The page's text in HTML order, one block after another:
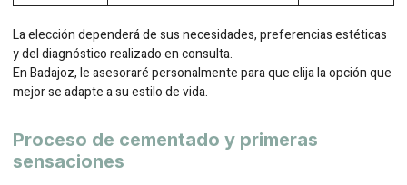
La elección dependerá de sus necesidades, preferencias estéticas
y del diagnóstico realizado en consulta.
En Badajoz, le asesoraré personalmente para que elija la opción que
mejor se adapte a su estilo de vida.
Proceso de cementado y primeras
sensaciones